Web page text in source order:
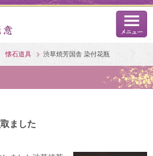
懐石道具 渋草焼芳国舎 染付花瓶
ました